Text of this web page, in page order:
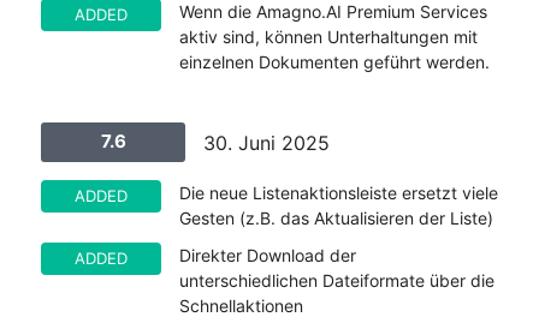
ADDED
Wenn die Amagno.AI Premium Services
aktiv sind, können Unterhaltungen mit
einzelnen Dokumenten geführt werden.
7.6 30. Juni 2025
ADDED
Die neue Listenaktionsleiste ersetzt viele
Gesten (z.B. das Aktualisieren der Liste)
ADDED
Direkter Download der
unterschiedlichen Dateiformate über die
Schnellaktionen